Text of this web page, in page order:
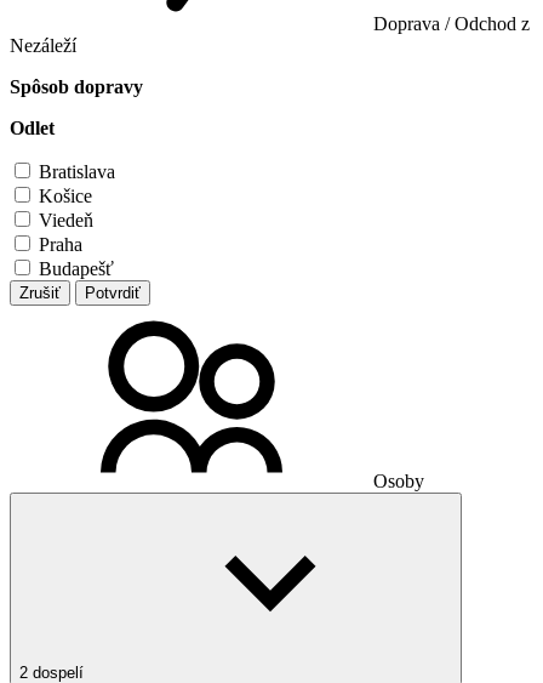
Doprava / Odchod z
Nezáleží
Spôsob dopravy
Odlet
Bratislava
Košice
Viedeň
Praha
Budapešť
Zrušiť Potvrdiť
Osoby
2 dospelí